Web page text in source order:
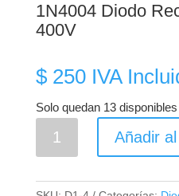
1N4004 Diodo
400V
$250 IVA
Solo quedan 13 disponibles
Diodo
Añadir